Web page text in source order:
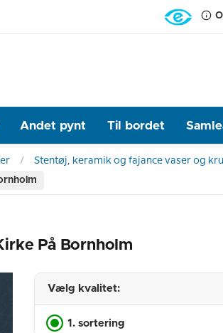
Andet pynt Til bordet
Stentøj, keramik og fajance vaser og
På Bornholm
Vælg kvalitet:
1. sortering